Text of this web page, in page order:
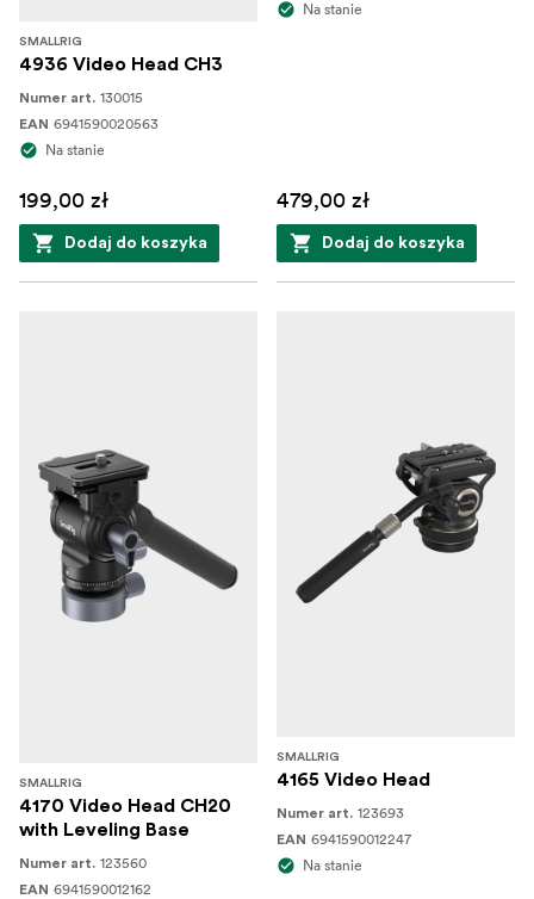
SMALLRIG
4936 Video Head CH3
Numer art. 130015
EAN 6941590020563
Na stanie
199,00 zł
Dodaj do koszyka
Na stanie
479,00 zł
Dodaj do koszyka
SMALLRIG
4170 Video Head CH20
with Leveling Base
Numer art. 123560
EAN 6941590012162
SMALLRIG
4165 Video Head
Numer art. 123693
EAN 6941590012247
Na stanie